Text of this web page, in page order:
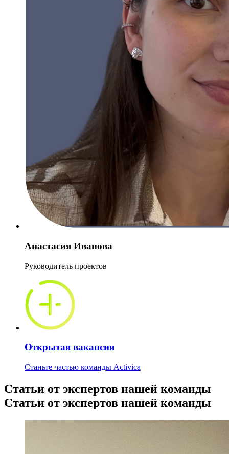
Анастасия Иванова
Руководитель проектов
Открытая вакансия
Станьте частью команды Activica
Статьи от экспертов нашей команды
Статьи от экспертов нашей команды